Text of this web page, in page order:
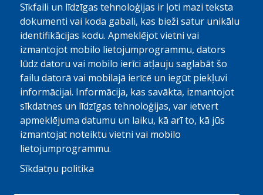
Sīkfaili un līdzīgas tehnoloģijas ir ļoti mazi teksta
dokumenti vai koda gabali, kas bieži satur unikālu
identifikācijas kodu. Apmeklējot vietni vai
izmantojot mobilo lietojumprogrammu, dators
lūdz datoru vai mobilo ierīci atļauju saglabāt šo
failu datorā vai mobilajā ierīcē un iegūt piekļuvi
informācijai. Informācija, kas savākta, izmantojot
sīkdatnes un līdzīgas tehnoloģijas, var ietvert
apmeklējuma datumu un laiku, kā arī to, kā jūs
izmantojat noteiktu vietni vai mobilo
lietojumprogrammu.
Sīkdatņu politika